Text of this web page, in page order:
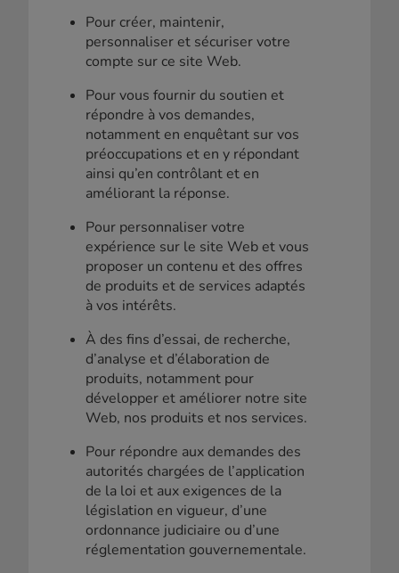
Pour créer, maintenir,
personnaliser et sécuriser votre
compte sur ce site Web.
Pour vous fournir du soutien et
répondre à vos demandes,
notamment en enquêtant sur vos
préoccupations et en y répondant
ainsi qu’en contrôlant et en
améliorant la réponse.
Pour personnaliser votre
expérience sur le site Web et vous
proposer un contenu et des offres
de produits et de services adaptés
à vos intérêts.
À des fins d’essai, de recherche,
d’analyse et d’élaboration de
produits, notamment pour
développer et améliorer notre site
Web, nos produits et nos services.
Pour répondre aux demandes des
autorités chargées de l’application
de la loi et aux exigences de la
législation en vigueur, d’une
ordonnance judiciaire ou d’une
réglementation gouvernementale.